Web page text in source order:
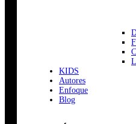
KIDS
Autores
Enfoque
Blog